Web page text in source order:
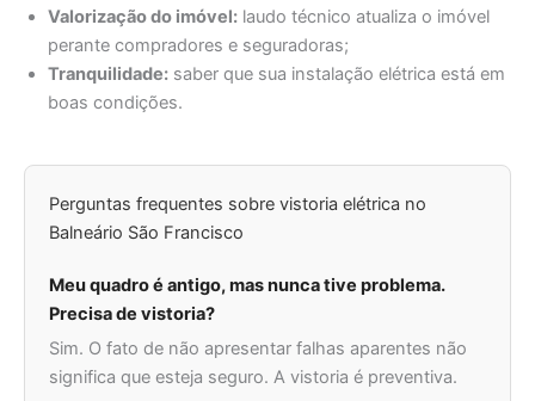
Valorização do imóvel: laudo técnico atualiza o imóvel
perante compradores e seguradoras;
Tranquilidade: saber que sua instalação elétrica está em
boas condições.
Perguntas frequentes sobre vistoria elétrica no
Balneário São Francisco
Meu quadro é antigo, mas nunca tive problema.
Precisa de vistoria?
Sim. O fato de não apresentar falhas aparentes não
significa que esteja seguro. A vistoria é preventiva.